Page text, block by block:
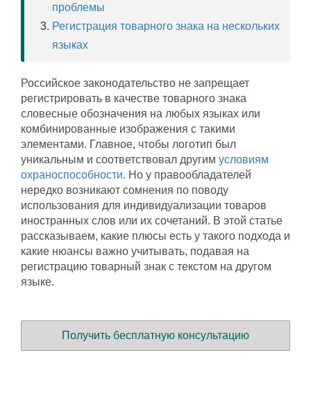
проблемы
Регистрация товарного знака на нескольких
языках
Российское законодательство не запрещает
регистрировать в качестве товарного знака
словесные обозначения на любых языках или
комбинированные изображения с такими
элементами. Главное, чтобы логотип был
уникальным и соответствовал другим условиям
охраноспособности. Но у правообладателей
нередко возникают сомнения по поводу
использования для индивидуализации товаров
иностранных слов или их сочетаний. В этой статье
рассказываем, какие плюсы есть у такого подхода и
какие нюансы важно учитывать, подавая на
регистрацию товарный знак с текстом на другом
языке.
Получить бесплатную консультацию